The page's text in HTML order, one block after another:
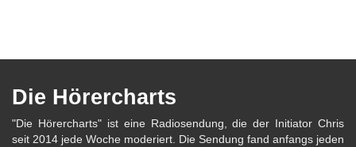
Die Hörercharts
"Die Hörercharts" ist eine Radiosendung, die der Initiator Chris
seit 2014 jede Woche moderiert. Die Sendung fand anfangs jeden